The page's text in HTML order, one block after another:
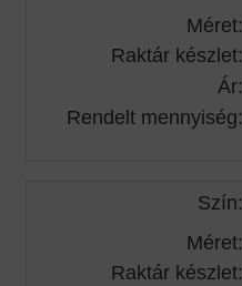
Méret:
Raktár készlet:
Ár:
Rendelt mennyiség:
Szín:
Méret:
Raktár készlet: